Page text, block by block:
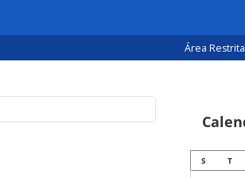
Área Restrita
S
T